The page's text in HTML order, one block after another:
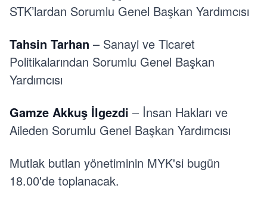
STK’lardan Sorumlu Genel Başkan Yardımcısı
Tahsin Tarhan – Sanayi ve Ticaret
Politikalarından Sorumlu Genel Başkan
Yardımcısı
Gamze Akkuş İlgezdi – İnsan Hakları ve
Aileden Sorumlu Genel Başkan Yardımcısı
Mutlak butlan yönetiminin MYK'si bugün
18.00'de toplanacak.